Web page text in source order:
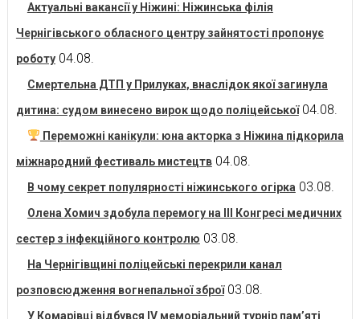
Актуальні вакансії у Ніжині: Ніжинська філія
Чернігівського обласного центру зайнятості пропонує
роботу 04.08.
Смертельна ДТП у Прилуках, внаслідок якої загинула
дитина: судом винесено вирок щодо поліцейської 04.08.
Переможні канікули: юна акторка з Ніжина підкорила
міжнародний фестиваль мистецтв 04.08.
В чому секрет популярності ніжинського огірка 03.08.
Олена Хомич здобула перемогу на ІІІ Конгресі медичних
сестер з інфекційного контролю 03.08.
На Чернігівщині поліцейські перекрили канал
розповсюдження вогнепальної зброї 03.08.
У Комарівці відбувся IV меморіальний турнір пам’яті